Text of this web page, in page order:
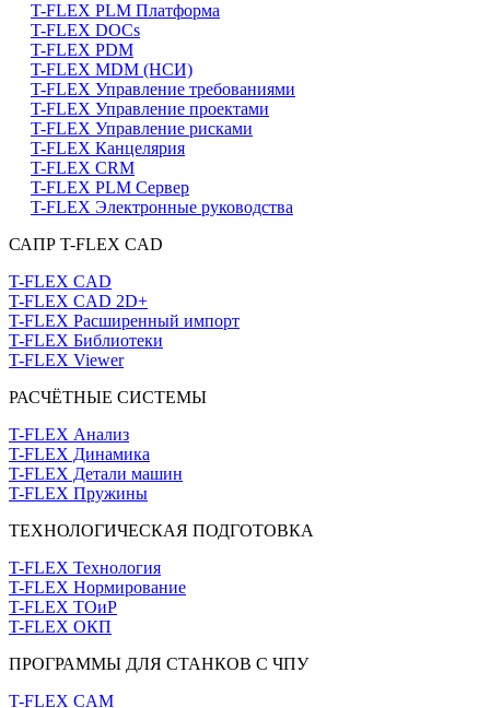
T-FLEX PLM Платформа
T-FLEX DOCs
T-FLEX PDM
T-FLEX MDM (НСИ)
T-FLEX Управление требованиями
T-FLEX Управление проектами
T-FLEX Управление рисками
T-FLEX Канцелярия
T-FLEX CRM
T-FLEX PLM Сервер
T-FLEX Электронные руководства
САПР T-FLEX CAD
T-FLEX CAD
T-FLEX CAD 2D+
T-FLEX Расширенный импорт
T-FLEX Библиотеки
T-FLEX Viewer
РАСЧЁТНЫЕ СИСТЕМЫ
T-FLEX Анализ
T-FLEX Динамика
T-FLEX Детали машин
T-FLEX Пружины
ТЕХНОЛОГИЧЕСКАЯ ПОДГОТОВКА
T-FLEX Технология
T-FLEX Нормирование
T-FLEX ТОиР
T-FLEX ОКП
ПРОГРАММЫ ДЛЯ СТАНКОВ С ЧПУ
T-FLEX CAM